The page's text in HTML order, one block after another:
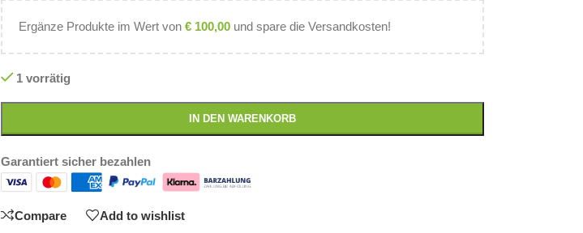
Ergänze Produkte im Wert von €100,00und spare die Versandkosten!
1 vorrätig
IN DEN WARENKORB
Garantiert sicher bezahlen
Compare Add to wishlist